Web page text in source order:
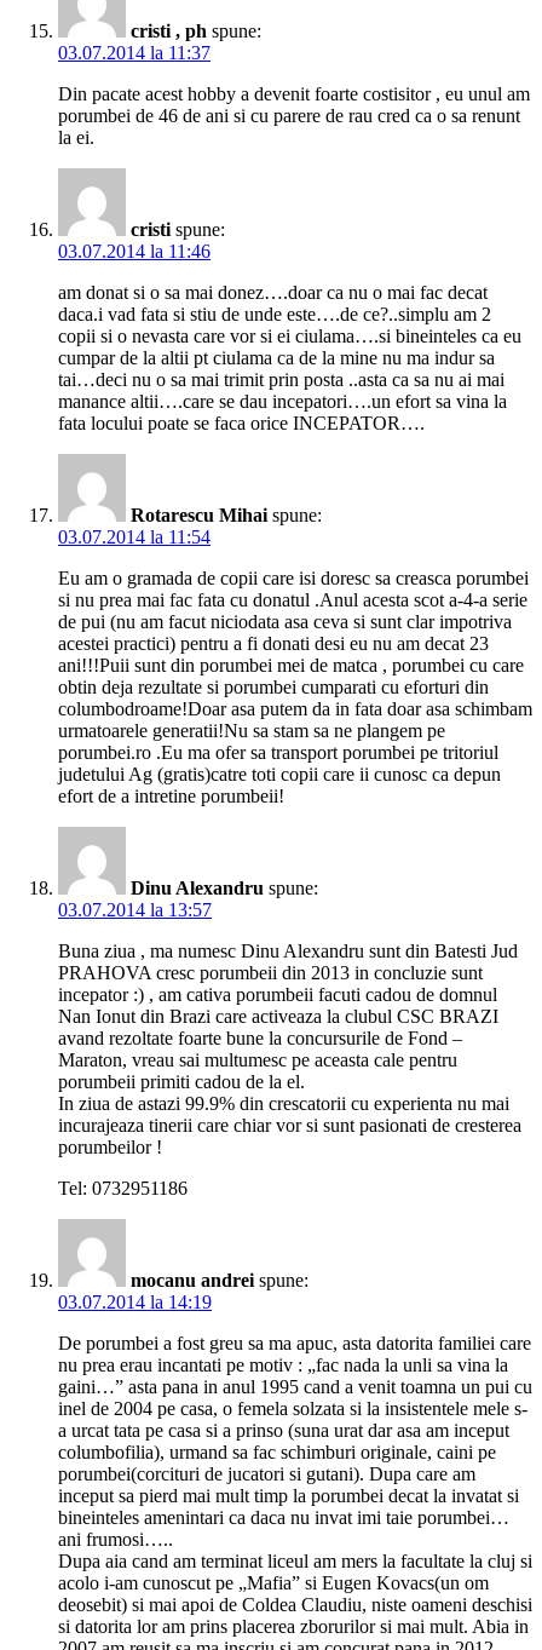
cristi , ph spune:
03.07.2014 la 11:37
Din pacate acest hobby a devenit foarte costisitor , eu unul am
porumbei de 46 de ani si cu parere de rau cred ca o sa renunt
la ei.
cristi spune:
03.07.2014 la 11:46
am donat si o sa mai donez….doar ca nu o mai fac decat
daca.i vad fata si stiu de unde este….de ce?..simplu am 2
copii si o nevasta care vor si ei ciulama….si bineinteles ca eu
cumpar de la altii pt ciulama ca de la mine nu ma indur sa
tai…deci nu o sa mai trimit prin posta ..asta ca sa nu ai mai
manance altii….care se dau incepatori….un efort sa vina la
fata locului poate se faca orice INCEPATOR….
Rotarescu Mihai spune:
03.07.2014 la 11:54
Eu am o gramada de copii care isi doresc sa creasca porumbei
si nu prea mai fac fata cu donatul .Anul acesta scot a-4-a serie
de pui (nu am facut niciodata asa ceva si sunt clar impotriva
acestei practici) pentru a fi donati desi eu nu am decat 23
ani!!!Puii sunt din porumbei mei de matca , porumbei cu care
obtin deja rezultate si porumbei cumparati cu eforturi din
columbodroame!Doar asa putem da in fata doar asa schimbam
urmatoarele generatii!Nu sa stam sa ne plangem pe
porumbei.ro .Eu ma ofer sa transport porumbei pe tritoriul
judetului Ag (gratis)catre toti copii care ii cunosc ca depun
efort de a intretine porumbeii!
Dinu Alexandru spune:
03.07.2014 la 13:57
Buna ziua , ma numesc Dinu Alexandru sunt din Batesti Jud
PRAHOVA cresc porumbeii din 2013 in concluzie sunt
incepator :) , am cativa porumbeii facuti cadou de domnul
Nan Ionut din Brazi care activeaza la clubul CSC BRAZI
avand rezoltate foarte bune la concursurile de Fond –
Maraton, vreau sai multumesc pe aceasta cale pentru
porumbeii primiti cadou de la el.
In ziua de astazi 99.9% din crescatorii cu experienta nu mai
incurajeaza tinerii care chiar vor si sunt pasionati de cresterea
porumbeilor !
Tel: 0732951186
mocanu andrei spune:
03.07.2014 la 14:19
De porumbei a fost greu sa ma apuc, asta datorita familiei care
nu prea erau incantati pe motiv : „fac nada la unli sa vina la
gaini…” asta pana in anul 1995 cand a venit toamna un pui cu
inel de 2004 pe casa, o femela solzata si la insistentele mele s-
a urcat tata pe casa si a prinso (suna urat dar asa am inceput
columbofilia), urmand sa fac schimburi originale, caini pe
porumbei(corcituri de jucatori si gutani). Dupa care am
inceput sa pierd mai mult timp la porumbei decat la invatat si
bineinteles amenintari ca daca nu invat imi taie porumbei…
ani frumosi…..
Dupa aia cand am terminat liceul am mers la facultate la cluj si
acolo i-am cunoscut pe „Mafia” si Eugen Kovacs(un om
deosebit) si mai apoi de Coldea Claudiu, niste oameni deschisi
si datorita lor am prins placerea zborurilor si mai mult. Abia in